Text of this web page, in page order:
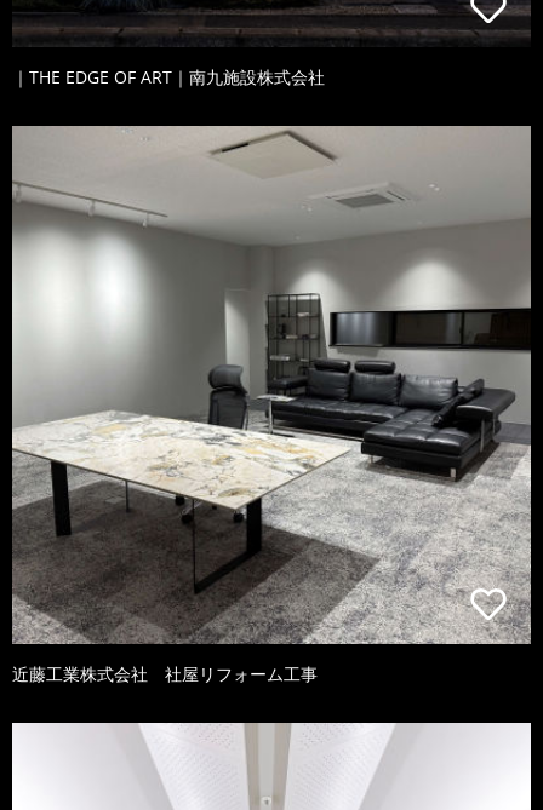
｜THE EDGE OF ART｜南九施設株式会社
近藤工業株式会社 社屋リフォーム工事